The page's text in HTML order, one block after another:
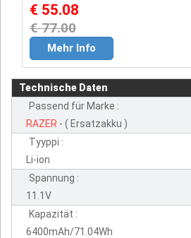
€ 55.08
€ 77.00
Mehr Info
Technische Daten
Passend für Marke :
RAZER - ( Ersatzakku )
Tyyppi :
Li-ion
Spannung :
11.1V
Kapazität :
6400mAh/71.04Wh